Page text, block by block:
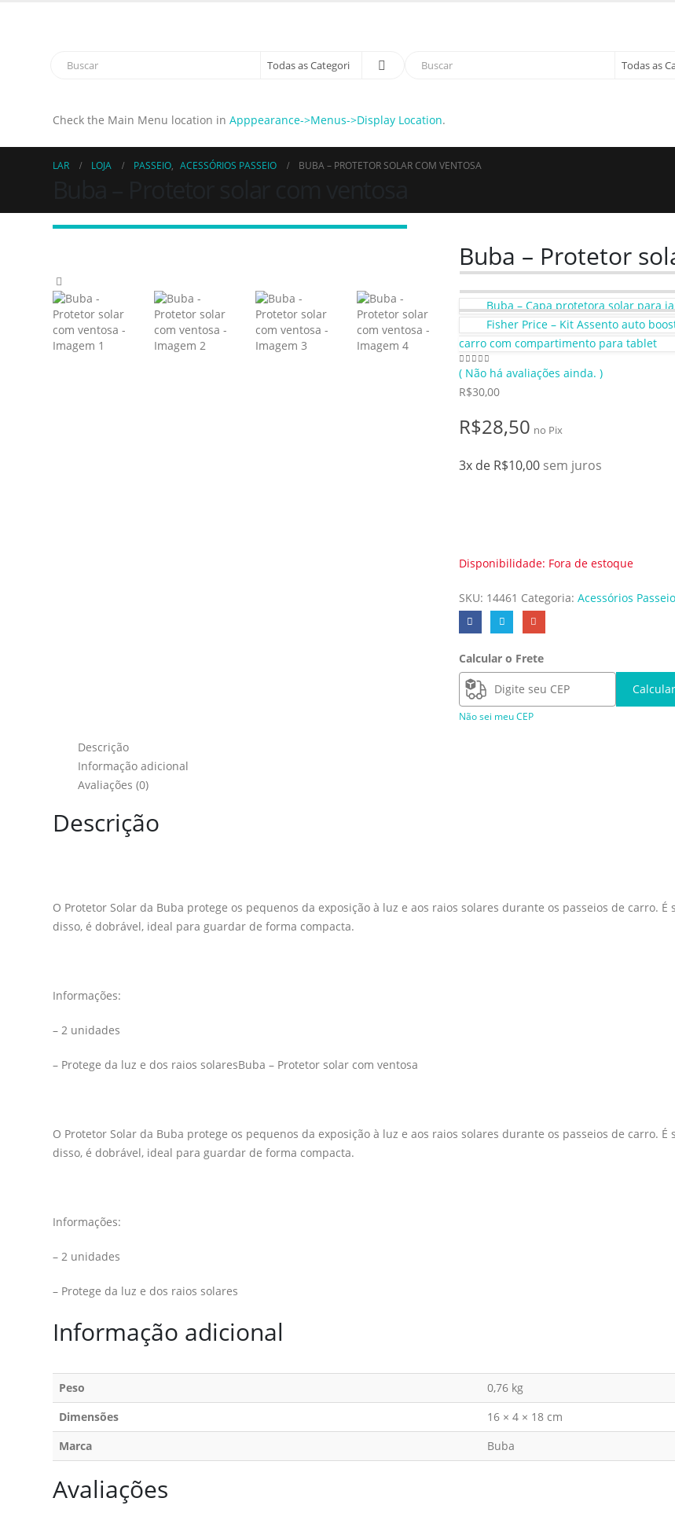
Check the Main Menu location in Apppearance->Menus->Display Location.
LAR LOJA PASSEIO, ACESSÓRIOS PASSEIO BUBA – PROTETOR SOLAR COM VENTOSA
Buba – Protetor
Buba – Capa protetora solar para
Fisher Price – Kit Assento auto
carro com compartimento para tablet
0 de 5
( Não há avaliações ainda. )
R$30,00
R$28,50 no Pix
3x de R$10,00 sem juros
Disponibilidade: Fora de estoque
SKU: 14461 Categoria: Acessórios Passeio
Calcular o Frete
Calcular
Não sei meu CEP
Descrição
Informação adicional
Avaliações (0)
Descrição
O Protetor Solar da Buba protege os pequenos da exposição à luz e aos raios solares durante os passeios de carro.
disso, é dobrável, ideal para guardar de forma compacta.
Informações:
– 2 unidades
– Protege da luz e dos raios solaresBuba – Protetor solar com ventosa
O Protetor Solar da Buba protege os pequenos da exposição à luz e aos raios solares durante os passeios de carro.
disso, é dobrável, ideal para guardar de forma compacta.
Informações:
– 2 unidades
– Protege da luz e dos raios solares
Informação adicional
Peso
0,76 kg
Dimensões
16 × 4 × 18 cm
Marca
Buba
Avaliações